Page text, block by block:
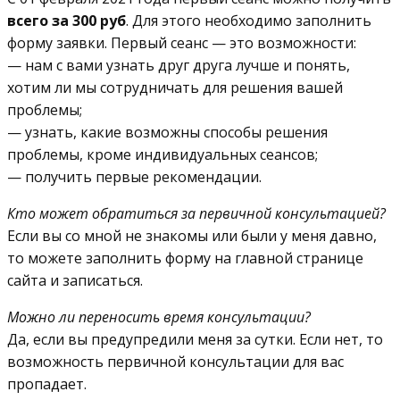
всего за 300 руб. Для этого необходимо заполнить
форму заявки. Первый сеанс — это возможности:
— нам с вами узнать друг друга лучше и понять,
хотим ли мы сотрудничать для решения вашей
проблемы;
— узнать, какие возможны способы решения
проблемы, кроме индивидуальных сеансов;
— получить первые рекомендации.
Кто может обратиться за первичной консультацией?
Если вы со мной не знакомы или были у меня давно,
то можете заполнить форму на главной странице
сайта и записаться.
Можно ли переносить время консультации?
Да, если вы предупредили меня за сутки. Если нет, то
возможность первичной консультации для вас
пропадает.